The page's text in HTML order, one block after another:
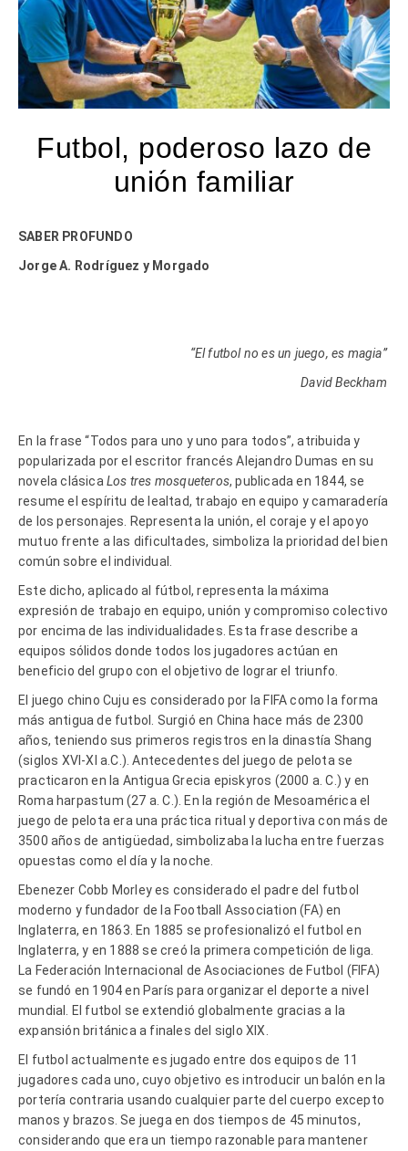
Futbol, poderoso lazo de
unión familiar
SABER PROFUNDO
Jorge A. Rodríguez y Morgado
“El futbol no es un juego, es magia”
David Beckham
En la frase “Todos para uno y uno para todos”, atribuida y
popularizada por el escritor francésAlejandro Dumas en su
novela clásica Los tres mosqueteros, publicada en 1844, se
resume el espíritu de lealtad, trabajo en equipo y camaradería
de los personajes. Representa la unión, el coraje y el apoyo
mutuo frente a las dificultades, simboliza la prioridad del bien
común sobre el individual.
Este dicho, aplicado al fútbol, representa la máxima
expresión de trabajo en equipo, unión y compromiso colectivo
por encima de las individualidades. Esta frase describe a
equipos sólidos donde todos los jugadores actúan en
beneficio del grupo con el objetivo de lograr el triunfo.
El juego chino Cuju es considerado por la FIFA como la forma
más antigua de futbol. Surgió en China hace más de 2300
años, teniendo sus primeros registros en la dinastía Shang
(siglos XVI-XI a.C.). Antecedentes del juego de pelota se
practicaron en la Antigua Grecia episkyros (2000 a. C.) y en
Roma harpastum (27 a. C.). En la región de Mesoamérica el
juego de pelota era una práctica ritual y deportiva con más de
3500 años de antigüedad, simbolizaba la lucha entre fuerzas
opuestas como el día y la noche.
Ebenezer Cobb Morley es considerado el padre del futbol
moderno y fundador de la Football Association (FA) en
Inglaterra, en 1863. En 1885 se profesionalizó el futbol en
Inglaterra, y en 1888 se creó la primera competición de liga.
La Federación Internacional de Asociaciones de Futbol (FIFA)
se fundó en 1904 en París para organizar el deporte a nivel
mundial. El futbol se extendió globalmente gracias a la
expansión británica a finales del siglo XIX.
El futbol actualmente es jugado entre dos equipos de 11
jugadores cada uno, cuyo objetivo es introducir un balón en la
portería contraria usando cualquier parte del cuerpo excepto
manos y brazos. Se juega en dos tiempos de 45 minutos,
considerando que era un tiempo razonable para mantener